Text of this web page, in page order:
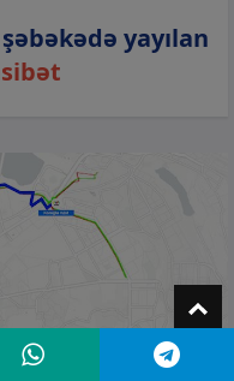
yayılan